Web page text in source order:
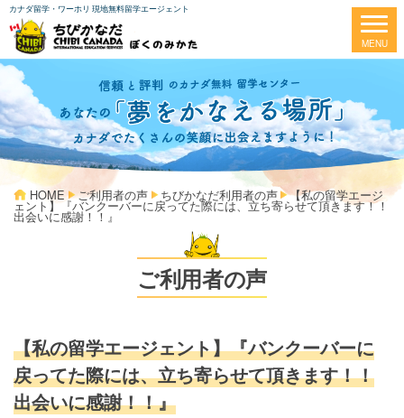
カナダ留学・ワーホリ 現地無料留学エージェント
HOME ご利用者の声 ちびかなだ利用者の声 【私の留学エージ
ェント】『バンクーバーに戻ってた際には、立ち寄らせて頂きます！！
出会いに感謝！！』
ご利用者の声
【私の留学エージェント】『バンクーバーに
戻ってた際には、立ち寄らせて頂きます！！
出会いに感謝！！』